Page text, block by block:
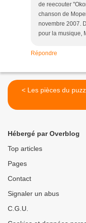
de reecouter
chanson de
novembre 2007.
pour la musique,
Répondre
< Les pièces du
Hébergé par Overblog
Top articles
Pages
Contact
Signaler un abus
C.G.U.